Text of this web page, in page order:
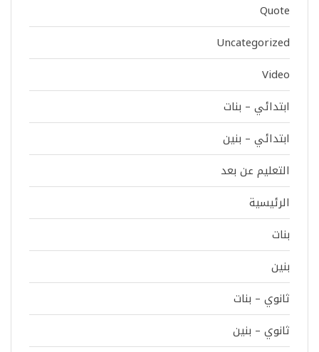
Quote
Uncategorized
Video
ابتدائي – بنات
ابتدائي – بنين
التعليم عن بعد
الرئيسية
بنات
بنين
ثانوي – بنات
ثانوي – بنين